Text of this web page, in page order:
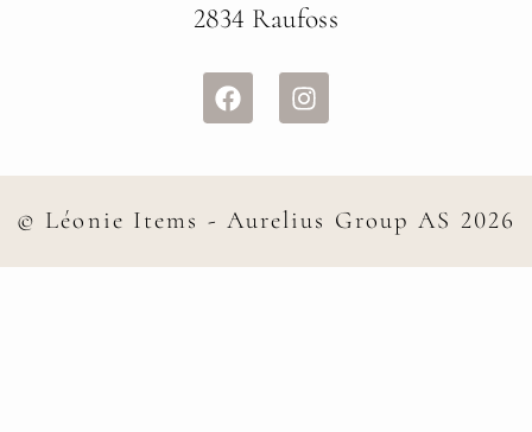
2834 Raufoss
© Léonie Items - Aurelius Group AS 2026